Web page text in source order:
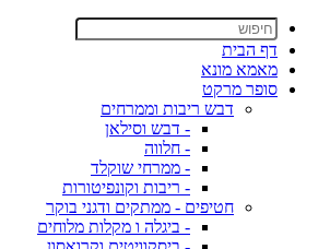
דף הבית
מאמא מונא
סופר מרקט
דבש ריבות וממרחים
- דבש וסילאן
- חלווה
- ממרחי שוקלד
- ריבות וקונפיטורות
חטיפים - ממתקים ודגני בוקר
- ביגלה ו מקלות מלוחים